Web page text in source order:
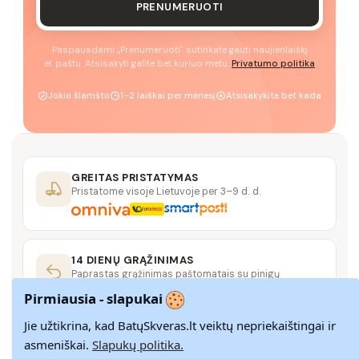
PRENUMERUOTI
Paspausdami „Prenumeruoti" sutinkate gauti naujienlaiškį
el. paštu. Atsisakyti galite bet kuriuo metu. Privatumo politika
Jokio šlamšto 1–2 laiškai per mėnesį Atsisakykite bet kada
GREITAS PRISTATYMAS
Pristatome visoje Lietuvoje per 3–9 d. d.
14 DIENŲ GRĄŽINIMAS
Paprastas grąžinimas paštomatais su pinigų
SAUGUS MOKĖJIMAS
SSL šifravimas užtikrina aukščiausią jūsų duomenų
Pirmiausia - slapukai
Jie užtikrina, kad BatųSkveras.lt veiktų nepriekaištingai ir
asmeniškai. Slapukų politika.